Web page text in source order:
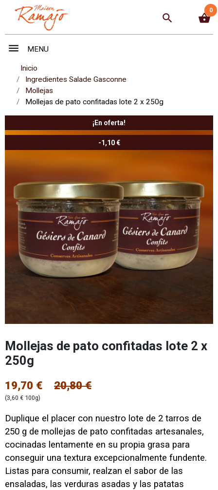
search shopping_basket
0
menu MENU
Inicio
Ingredientes Salade Gasconne
Mollejas
Mollejas de pato confitadas lote 2 x 250g
¡En oferta!
-1,10 €
Mollejas de pato confitadas lote 2 x
250g
19,70 € 20,80 €
(3,60 € 100g)
Duplique el placer con nuestro lote de 2 tarros de
250 g de mollejas de pato confitadas artesanales,
cocinadas lentamente en su propia grasa para
conseguir una textura excepcionalmente fundente.
Listas para consumir, realzan el sabor de las
ensaladas, las verduras asadas y las patatas